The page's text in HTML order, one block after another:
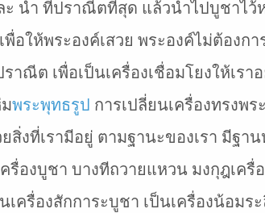
ะ น้ำ ที่ปราณีตที่สุด แล้วนำไปบูชาไ
อให้พระองค์เสวย พระองค์ไม่ต้องก
าณีต เพื่อเป็นเครื่องเชื่อมโยงให้เรา
พระพุทธรูป การเปลี่ยนเครื่องทรงพ
งที่เรามีอยู่ ตามฐานะของเรา มีฐา
รื่องบูชา บางทีถวายแหวน มงกุฎเครื่
ครื่องสักการะบูชา เป็นเครื่องน้อมร